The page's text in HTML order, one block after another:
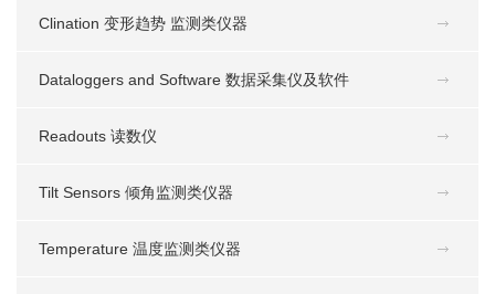
Clination 变形趋势 监测类仪器
Dataloggers and Software 数据采集仪及软件
Readouts 读数仪
Tilt Sensors 倾角监测类仪器
Temperature 温度监测类仪器